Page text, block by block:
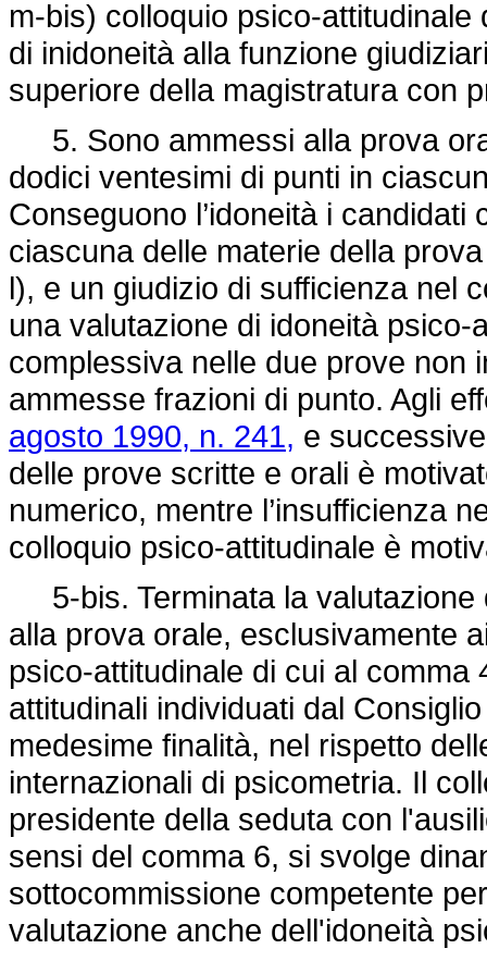
m-bis) colloquio psico-
di inidoneità alla funzione
superiore della magistratura con
5. Sono ammessi alla prova
dodici ventesimi di punti in
Conseguono l’idoneità i
ciascuna delle materie della
l), e un giudizio di sufficienza nel
una valutazione di idoneità
complessiva nelle due prove non
ammesse frazioni di punto. Agli
agosto 1990, n. 241, e
delle prove scritte e orali è
numerico, mentre l’insufficienza
colloquio psico-attitudinale è
5-bis. Terminata la valutazione
alla prova orale, esclusivamente
psico-attitudinale di cui al
attitudinali individuati dal
medesime finalità, nel rispetto
internazionali di psicometria. Il
presidente della seduta con
sensi del comma 6, si svolge
sottocommissione competente
valutazione anche dell'idoneità